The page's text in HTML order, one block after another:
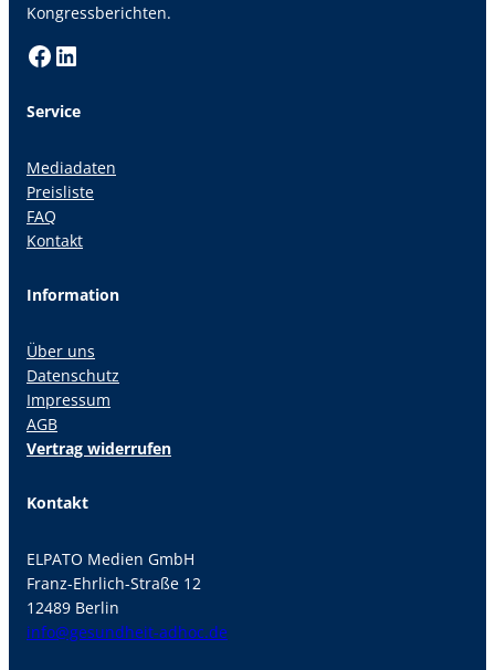
Kongressberichten.
Facebook LinkedIn
Service
Mediadaten
Preisliste
FAQ
Kontakt
Information
Über uns
Datenschutz
Impressum
AGB
Vertrag widerrufen
Kontakt
ELPATO Medien GmbH
Franz-Ehrlich-Straße 12
12489 Berlin
info@gesundheit-adhoc.de